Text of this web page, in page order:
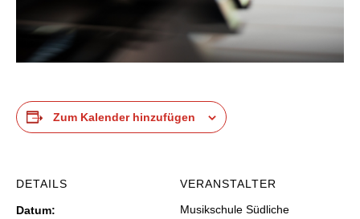
Zum Kalender hinzufügen
DETAILS
Datum:
VERANSTALTER
Musikschule Südliche